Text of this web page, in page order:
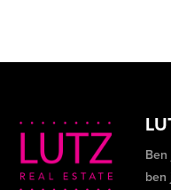
ben